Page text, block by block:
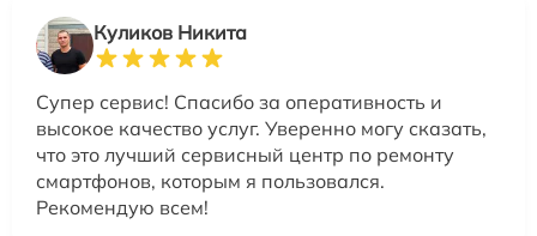
Куликов Никита
Супер сервис! Спасибо за оперативность и
высокое качество услуг. Уверенно могу сказать,
что это лучший сервисный центр по ремонту
смартфонов, которым я пользовался.
Рекомендую всем!